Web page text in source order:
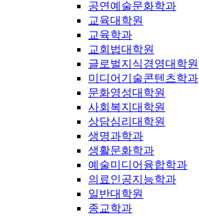
공연예술문화학과
교육대학원
교육학과
교회법대학원
글로벌지식경영대학원
미디어기술콘텐츠학과
문화영성대학원
사회복지대학원
상담심리대학원
생명과학과
생활문화학과
예술미디어융합학과
의료인공지능학과
일반대학원
종교학과